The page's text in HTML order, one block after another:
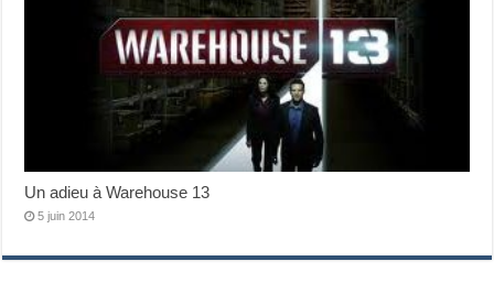
Un adieu à Warehouse 13
5 juin 2014